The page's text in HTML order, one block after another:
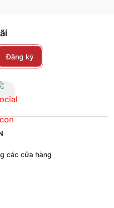
Đăng ký
các cửa hàng